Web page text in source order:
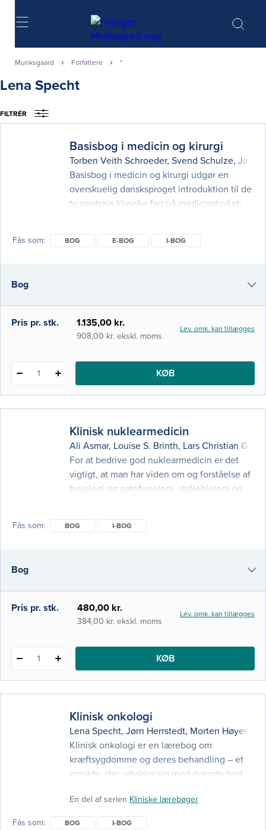
Søg
Munksgaard Forfattere *
Lena Specht
FILTRÉR
Basisbog i medicin og kirurgi
Torben Veith Schroeder, Svend Schulze,
Basisbog i medicin og kirurgi udgør en
overskuelig dansksproget introduktion til de
to centrale kliniske fag på medicinstudiet:
og almindelige sygdomme samt på mere
grundlæggende koncept jus
Fås som BOG E-BOG I-BOG
Bog
e-bog
Pris pr. stk. 1.135,00 kr.
908,00 kr. ekskl. moms
Lev. omk. kan tillægges
1 KØB
Klinisk nuklearmedicin
Ali Asmar, Louise S. Brinth, Lars Christian
For at bedrive god nuklearmedicin er det
vigtigt, at man har viden om og forståelse af
fysiologi og patofysiologi, strålebiologi og
for specialet i høj grad baseret på
I denne 3. udgave af Klinisk nuklearmedicin
har vi derfor valgt også at
Fås som BOG I-BOG
Bog
i-bog
Pris pr. stk. 480,00 kr.
384,00 kr. ekskl. moms
Lev. omk. kan tillægges
1 KØB
Klinisk onkologi
Lena Specht, Jørn Herrstedt, Morten Høyer,
Klinisk onkologi er en lærebog om
kræftsygdomme og deres behandling – et
område, der udvikler sig med rivende hast
klinisk forskning som teknologiske
En del af serien Kliniske lærebøger
Fås som BOG I-BOG